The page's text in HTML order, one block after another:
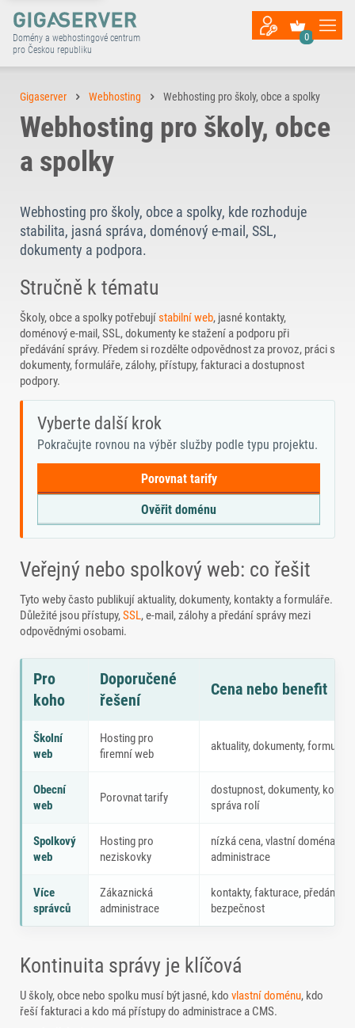
Domény a webhostingové centrum
pro Českou republiku
0
Gigaserver Webhosting Webhosting pro školy, obce a spolky
Webhosting pro školy, obce
a spolky
Webhosting pro školy, obce a spolky, kde rozhoduje
stabilita, jasná správa, doménový e-mail, SSL,
dokumenty a podpora.
Stručně k tématu
Školy, obce a spolky potřebujístabilní web, jasné kontakty,
doménový e-mail, SSL, dokumenty ke stažení a podporu při
předávání správy. Předem si rozdělte odpovědnost za provoz, práci s
dokumenty, formuláře, zálohy, přístupy, fakturaci a dostupnost
podpory.
Vyberte další krok
Pokračujte rovnou na výběr služby podle typu projektu.
Porovnat tarify
Ověřit doménu
Veřejný nebo spolkový web: co řešit
Tyto weby často publikují aktuality, dokumenty, kontakty a formuláře.
Důležité jsou přístupy,SSL, e-mail, zálohy a předání správy mezi
odpovědnými osobami.
Pro
koho
Doporučené
řešení
Cena nebo benefit
Školní
web
Hosting pro
firemní web
aktuality, dokumenty,
Obecní
web
Porovnat tarify
dostupnost, dokumenty,
správa rolí
Spolkový
web
Hosting pro
neziskovky
nízká cena, vlastní doména a
administrace
Více
správců
Zákaznická
administrace
kontakty, fakturace, předání
bezpečnost
Kontinuita správy je klíčová
U školy, obce nebo spolku musí být jasné, kdo vlastní doménu, kdo
řeší fakturaci a kdo má přístupy do administrace a CMS.